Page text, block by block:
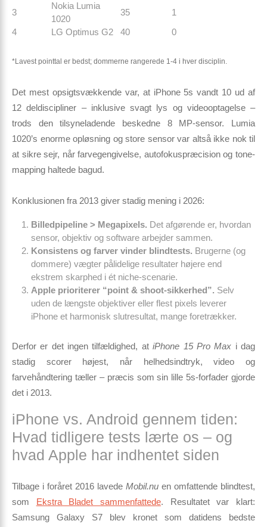
3
Nokia Lumia
1020
35
1
4
LG Optimus G2 40 0
*Lavest pointtal er bedst; dommerne rangerede 1-4 i hver disciplin.
Det mest opsigtsvækkende var, at iPhone 5s vandt 10 ud af
12 deldiscipliner – inklusive svagt lys og videooptagelse –
trods den tilsyneladende beskedne 8 MP-sensor. Lumia
1020’s enorme opløsning og store sensor var altså ikke nok til
at sikre sejr, når farvegengivelse, autofokuspræcision og tone-
mapping haltede bagud.
Konklusionen fra 2013 giver stadig mening i 2026:
Billedpipeline > Megapixels. Det afgørende er, hvordan
sensor, objektiv og software arbejder sammen.
Konsistens og farver vinder blindtests. Brugerne (og
dommere) vægter pålidelige resultater højere end
ekstrem skarphed i ét niche-scenarie.
Apple prioriterer “point & shoot-sikkerhed”. Selv
uden de længste objektiver eller flest pixels leverer
iPhone et harmonisk slutresultat, mange foretrækker.
Derfor er det ingen tilfældighed, atiPhone 15 Pro Max i dag
stadig scorer højest, når helhedsindtryk, video og
farvehåndtering tæller – præcis som sin lille 5s-forfader gjorde
det i 2013.
iPhone vs. Android gennem tiden:
Hvad tidligere tests lærte os – og
hvad Apple har indhentet siden
Tilbage i foråret 2016 lavede Mobil.nu en omfattende blindtest,
som Ekstra Bladet sammenfattede. Resultatet var klart:
Samsung Galaxy S7 blev kronet som datidens bedste